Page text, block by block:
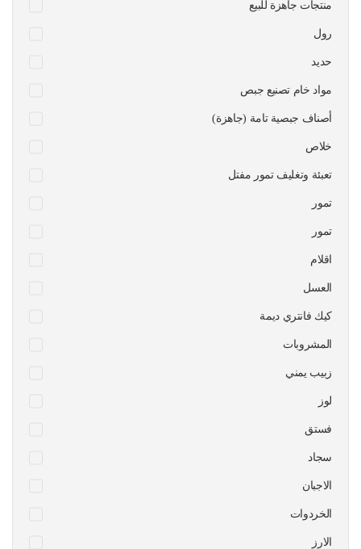
منتجات جاهزة للبيع
رول
حديد
مواد خام تصنيع جبص
أصناف جبصية تامة (جاهزة)
خلاص
تعبئة وتغليف تمور مفتل
تمور
تمور
اقلام
العسل
كيك فانتري ديمة
المشروبات
زبيب يمني
لوز
فستق
سجاد
الاجبان
الخردوات
الارز